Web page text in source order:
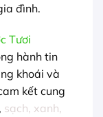
đình.
Tươi
hành tin
khoái và
kết cung
, sạch, xanh,